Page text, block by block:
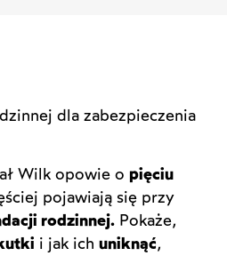
dla zabezpieczenia
Wilk opowie opięciu
pojawiają się przy
rodzinnej. Pokaże,
i jak ichuniknąć,